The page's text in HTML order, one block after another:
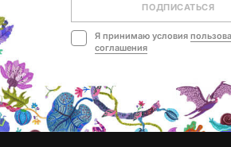
ПОДПИСАТЬСЯ
Я принимаю условия
соглашения